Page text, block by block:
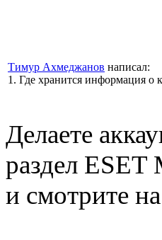
Тимур Ахмеджанов написал:
1. Где хранится информация о
Делаете
раздел
и смотрите